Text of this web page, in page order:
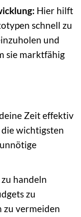
Hier hilft
schnell zu
und
sie marktfähig
Zeit effektiv
wichtigsten
handeln
zu
zu vermeiden